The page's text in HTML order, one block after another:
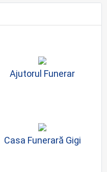
Ajutorul Funerar
Casa Funerară Gigi